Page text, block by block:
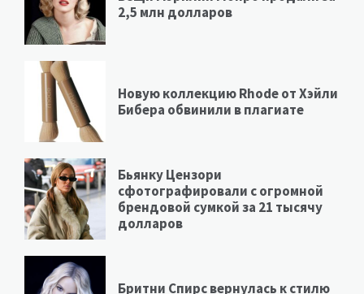
2,5 млн долларов
Новую коллекцию Rhode от Хэйли
Бибера обвинили в плагиате
Бьянку Цензори
сфотографировали с огромной
брендовой сумкой за 21 тысячу
долларов
Бритни Спирс вернулась к стилю